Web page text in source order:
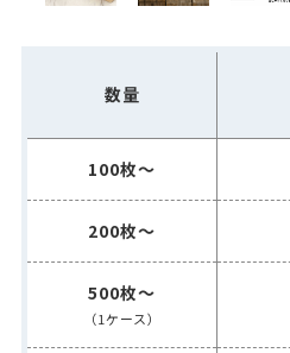
数量
100枚～
200枚～
500枚～
（1ケース）